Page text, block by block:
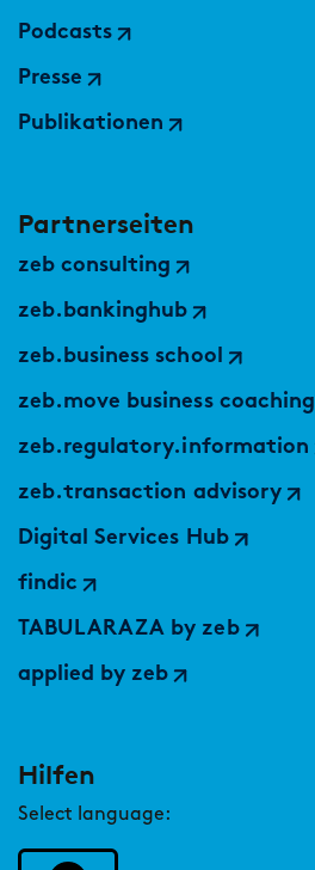
Podcasts
Presse
Publikationen
Partnerseiten
zeb consulting
zeb.bankinghub
zeb.business school
zeb.move business coaching
zeb.regulatory.information
zeb.transaction advisory
Digital Services Hub
findic
TABULARAZA by zeb
applied by zeb
Hilfen
Select language: